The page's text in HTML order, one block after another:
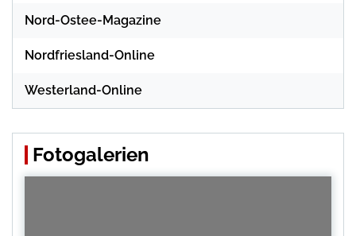
Nord-Ostee-Magazine
Nordfriesland-Online
Westerland-Online
Fotogalerien